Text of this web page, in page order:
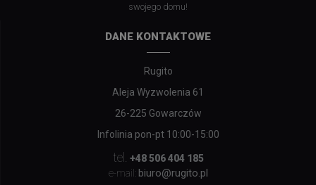
swojego domu!
DANE KONTAKTOWE
Rugito
Aleja Wyzwolenia 61
26-225 Gowarczów
Infolinia pon-pt 10:00-15:00
tel.
+48 506 404 185
e-mail: biuro@rugito.pl